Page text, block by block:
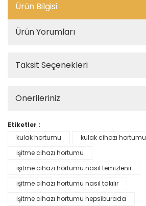
Ürün Bilgisi
Ürün Yorumları
Taksit Seçenekleri
Önerileriniz
Etiketler :
kulak hortumu
kulak cihazı hortumu
işitme cihazı hortumu
işitme cihazı hortumu nasıl temizlenir
işitme cihazı hortumu nasıl takılır
işitme cihazı hortumu hepsiburada